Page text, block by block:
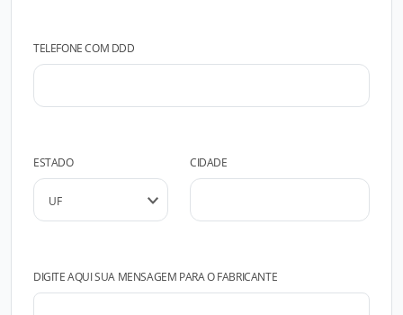
TELEFONE COM DDD
ESTADO CIDADE
DIGITE AQUI SUA MENSAGEM PARA O FABRICANTE